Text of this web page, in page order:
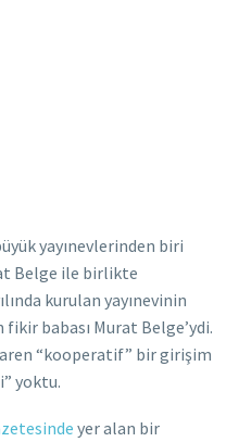
yayınevlerinden biri
Belge ile birlikte
kurulan yayınevinin
babası Murat Belge’ydi.
“kooperatif” bir girişim
yoktu.
yer alan bir